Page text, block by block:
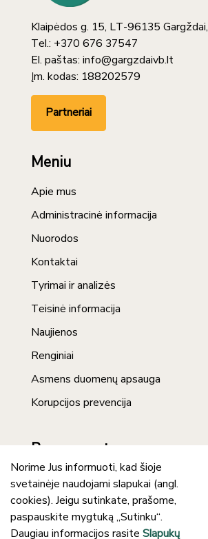
Klaipėdos g. 15, LT-96135 Gargždai,
Tel.: +370 676 37547
El. paštas: info@gargzdaivb.lt
Įm. kodas: 188202579
Partneriai
Meniu
Apie mus
Administracinė informacija
Nuorodos
Kontaktai
Tyrimai ir analizės
Teisinė informacija
Naujienos
Renginiai
Asmens duomenų apsauga
Korupcijos prevencija
Prenumerata
Norime Jus informuoti, kad šioje
svetainėje naudojami slapukai (angl.
cookies). Jeigu sutinkate, prašome,
paspauskite mygtuką „Sutinku“.
Daugiau informacijos rasite Slapukų